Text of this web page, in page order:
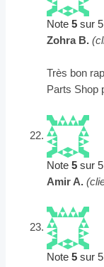
Note5 sur 5
Zohra B.
Très bon
Parts Shop
Note5 sur 5
Amir A.
Note5 sur 5